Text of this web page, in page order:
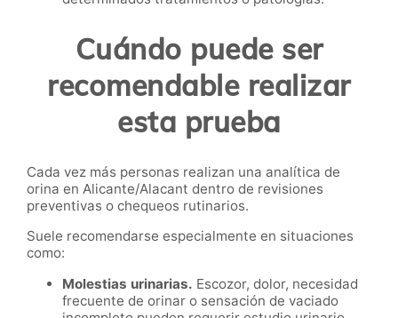
Cuándo puede ser
recomendable realizar
esta prueba
Cada vez más personas realizan una analítica de
orina en Alicante/Alacant dentro de revisiones
preventivas o chequeos rutinarios.
Suele recomendarse especialmente en situaciones
como:
Molestias urinarias. Escozor, dolor, necesidad
frecuente de orinar o sensación de vaciado